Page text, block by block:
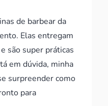
de barbear da
Elas entregam
são super práticas
em dúvida, minha
surpreender como
para